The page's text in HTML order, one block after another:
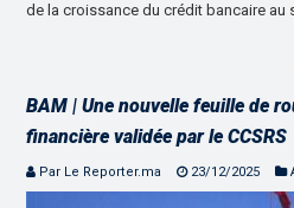
de la croissance du crédit bancaire au
BAM | Une nouvelle feuille de
financière validée par le CCSRS
Par Le Reporter.ma 23/12/2025